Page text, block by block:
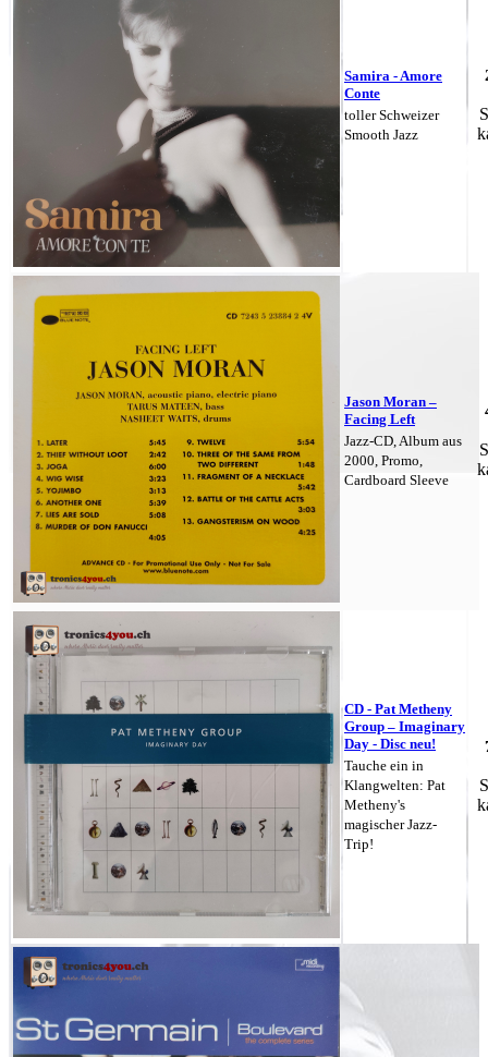
Samira - Amore
Conte
toller Schweizer
Smooth Jazz
Jason Moran –
Facing Left
Jazz-CD, Album aus
2000, Promo,
Cardboard Sleeve
CD - Pat Metheny
Group – Imaginary
Day - Disc neu!
Tauche ein in
Klangwelten: Pat
Metheny's
magischer Jazz-
Trip!